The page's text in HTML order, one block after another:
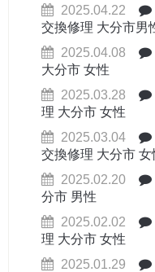
2025.04.22
交換修理 大分市男
2025.04.08
大分市 女性
2025.03.28
理 大分市 女性
2025.03.04
交換修理 大分市 女
2025.02.20
分市 男性
2025.02.02
理 大分市 女性
2025.01.29